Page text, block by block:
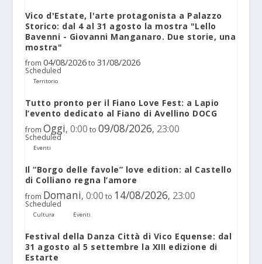
Vico d'Estate, l'arte protagonista a Palazzo
Storico: dal 4 al 31 agosto la mostra "Lello
Bavenni - Giovanni Manganaro. Due storie, una
mostra"
from 04/08/2026 to 31/08/2026
Scheduled
Territorio
Tutto pronto per il Fiano Love Fest: a Lapio
l’evento dedicato al Fiano di Avellino DOCG
from Oggi, 0:00 to 09/08/2026, 23:00
Scheduled
Eventi
Il “Borgo delle favole” love edition: al Castello
di Colliano regna l’amore
from Domani, 0:00 to 14/08/2026, 23:00
Scheduled
Cultura Eventi
Festival della Danza Città di Vico Equense: dal
31 agosto al 5 settembre la XIII edizione di
Estarte